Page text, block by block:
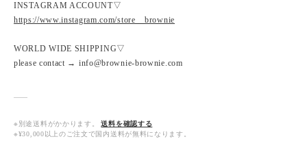
INSTAGRAM ACCOUNT▽
https://www.instagram.com/store__brownie
WORLD WIDE SHIPPING▽
please contact → info@brownie-brownie.com
※別途送料がかかります。
送料を確認する
※¥30,000以上のご注文で国内送料が無料になります。